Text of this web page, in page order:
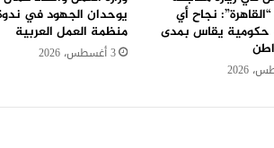
نجاح أي
يقاس بمدى
يوحدان الجهود في
منظمة العمل العربية
3 أغسطس، 2026